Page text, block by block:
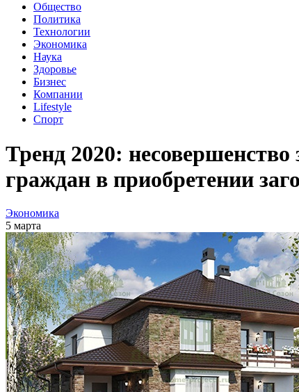
Общество
Политика
Технологии
Экономика
Наука
Здоровье
Бизнес
Компании
Lifestyle
Спорт
Тренд 2020:
граждан в приобретении
Экономика
5 марта